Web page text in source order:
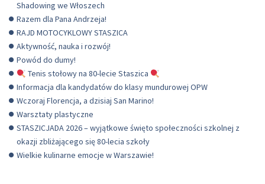
Shadowing we Włoszech
Razem dla Pana Andrzeja!
RAJD MOTOCYKLOWY STASZICA
Aktywność, nauka i rozwój!
Powód do dumy!
Tenis stołowy na 80-lecie Staszica
Informacja dla kandydatów do klasy mundurowej OPW
Wczoraj Florencja, a dzisiaj San Marino!
Warsztaty plastyczne
STASZICJADA 2026 – wyjątkowe święto społeczności szkolnej z
okazji zbliżającego się 80-lecia szkoły
Wielkie kulinarne emocje w Warszawie!